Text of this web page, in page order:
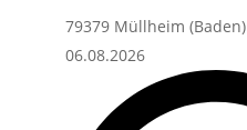
79379 Müllheim (Baden)
06.08.2026